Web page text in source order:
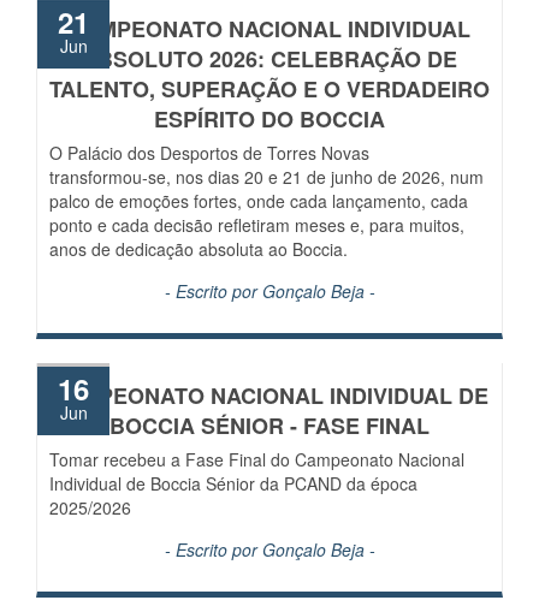
CAMPEONATO NACIONAL INDIVIDUAL
ABSOLUTO 2026: CELEBRAÇÃO DE
TALENTO, SUPERAÇÃO E O VERDADEIRO
ESPÍRITO DO BOCCIA
21
Jun
O Palácio dos Desportos de Torres Novas
transformou‑se, nos dias 20 e 21 de junho de 2026, num
palco de emoções fortes, onde cada lançamento, cada
ponto e cada decisão refletiram meses e, para muitos,
anos de dedicação absoluta ao Boccia.
- Escrito porGonçalo Beja-
CAMPEONATO NACIONAL INDIVIDUAL DE
BOCCIA SÉNIOR - FASE FINAL
16
Jun
Tomar recebeu a Fase Final do Campeonato Nacional
Individual de Boccia Sénior da PCAND da época
2025/2026
- Escrito porGonçalo Beja-